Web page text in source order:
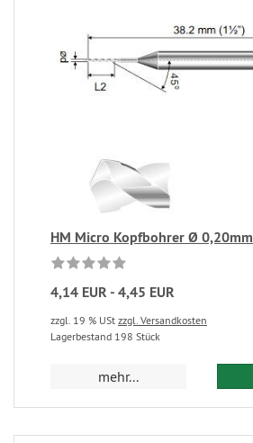
HM Micro Kopfbohrer Ø 0,20mm
4,14 EUR - 4,45 EUR
zzgl. 19 % USt zzgl. Versandkosten
Lagerbestand 198 Stück
mehr...